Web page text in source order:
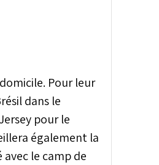
Pour leur
dans le
pour le
également la
le camp de